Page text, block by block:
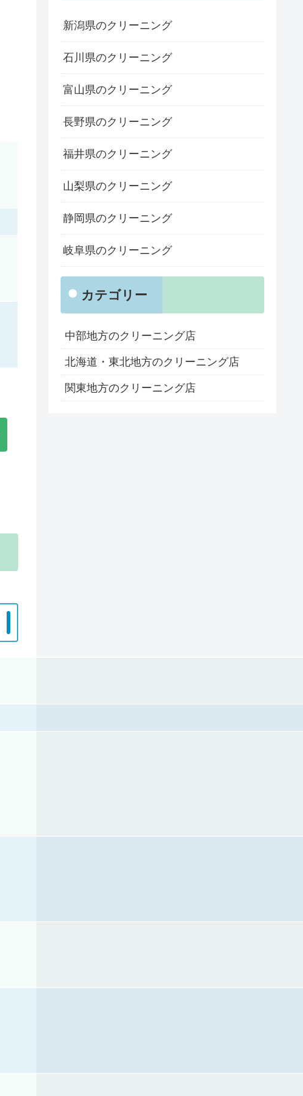
新潟県のクリーニング
石川県のクリーニング
富山県のクリーニング
長野県のクリーニング
福井県のクリーニング
山梨県のクリーニング
静岡県のクリーニング
岐阜県のクリーニング
カテゴリー
中部地方のクリーニング店
北海道・東北地方のクリーニング店
関東地方のクリーニング店